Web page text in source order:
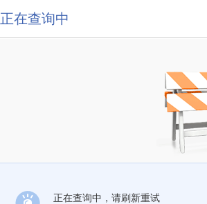
正在查询中
正在查询中，请刷新重试